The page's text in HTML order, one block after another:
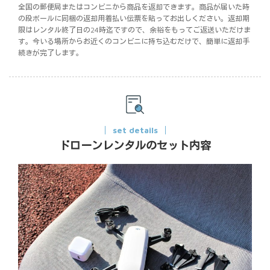
全国の郵便局またはコンビニから商品を返却できます。商品が届いた時
の段ボールに同梱の返却用着払い伝票を貼ってお出しください。返却期
限はレンタル終了日の24時迄ですので、余裕をもってご返送いただけま
す。今いる場所からお近くのコンビニに持ち込むだけで、簡単に返却手
続きが完了します。
set details
ドローンレンタルのセット内容